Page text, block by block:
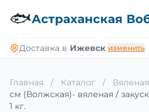
🐟Астраханская
Доставка в Ижевск изменить
Главная / Каталог /
см (Волжская)- вяленая /
1 кг.